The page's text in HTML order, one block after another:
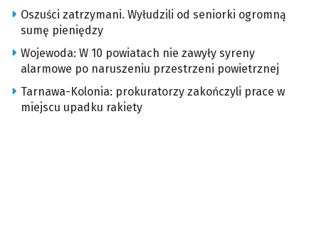
Oszuści zatrzymani. Wyłudzili od seniorki ogromną
sumę pieniędzy
Wojewoda: W 10 powiatach nie zawyły syreny
alarmowe po naruszeniu przestrzeni powietrznej
Tarnawa-Kolonia: prokuratorzy zakończyli prace w
miejscu upadku rakiety